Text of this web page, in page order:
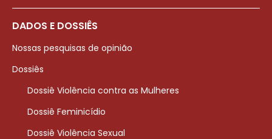
DADOS E DOSSIÊS
Nossas pesquisas de opinião
Dossiês
Dossiê Violência contra as Mulheres
Dossiê Feminicídio
Dossiê Violência Sexual